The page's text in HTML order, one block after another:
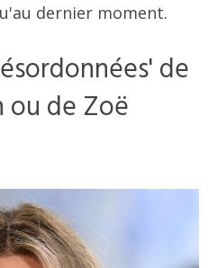
dernier moment.
de
ou de Zoë